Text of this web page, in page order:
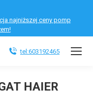
najniższej ceny pomp
tel:603192465
HAIER